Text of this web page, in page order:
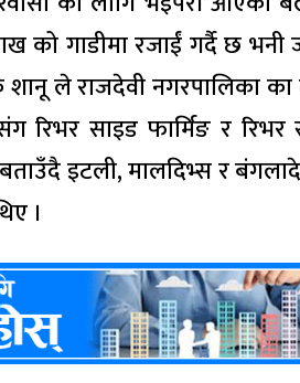
को गाडीमा रजाईं गर्दै छ भनी
ले राजदेवी नगरपालिका का
रिभर साइड फार्मिङ र रिभर
इटली, मालदिभ्स र
।